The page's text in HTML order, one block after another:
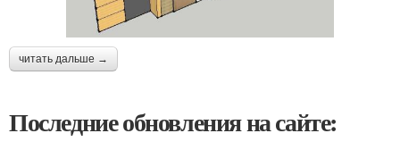
читать дальше →
Последние обновления на сайте: